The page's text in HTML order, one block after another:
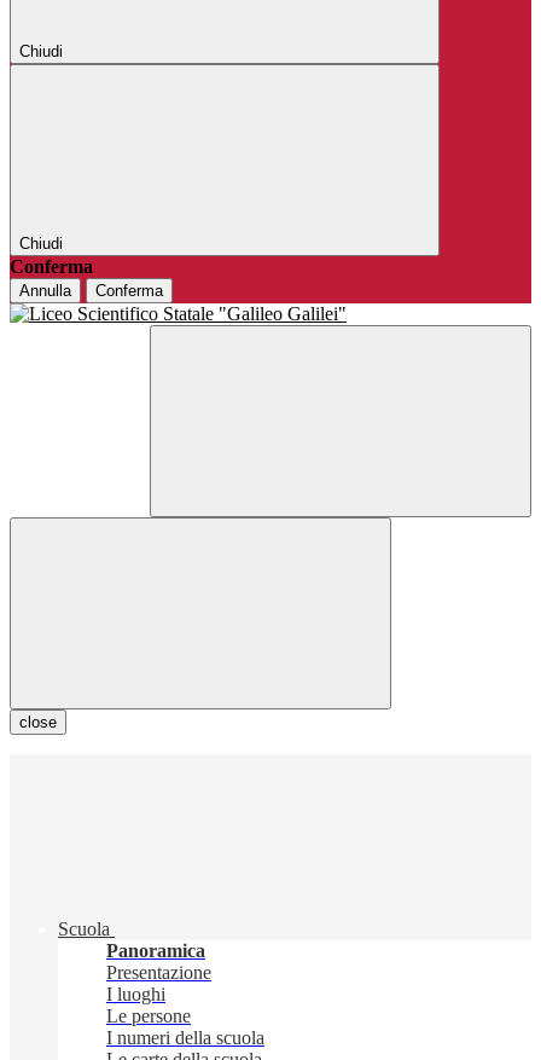
Chiudi
Chiudi
Conferma
Annulla Conferma
close
Scuola
Panoramica
Presentazione
I luoghi
Le persone
I numeri della scuola